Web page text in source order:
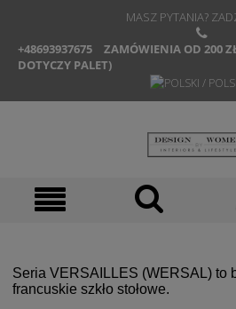
MASZ PYTANIA?
+48693937675
ZAMÓWIENIA OD 200
DOTYCZY PALET)
Seria VERSAILLES (WERSAL) to
francuskie szkło stołowe.